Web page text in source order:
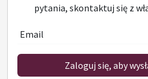
pytania, skontaktuj się z
Email
Zaloguj się, aby